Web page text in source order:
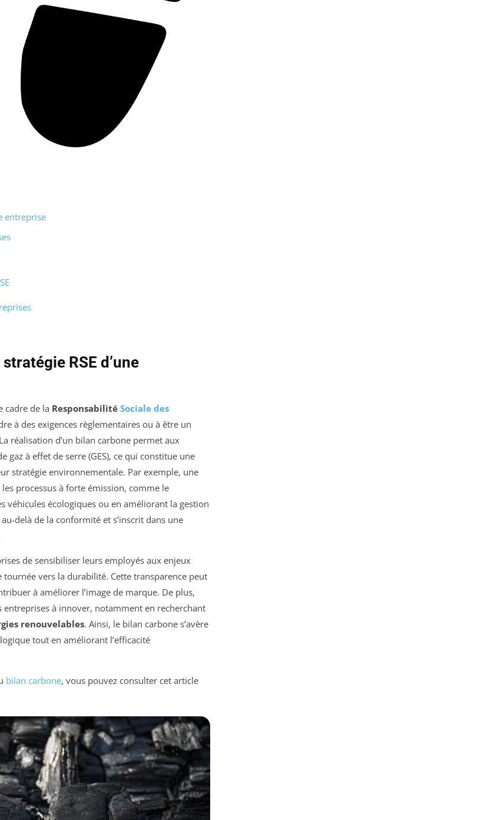
entreprise
RSE d’une
cadre de la Responsabilité Sociale des
à des exigences règlementaires ou à être un
réalisation d’un bilan carbone permet aux
à effet de serre (GES), ce qui constitue une
stratégie environnementale. Par exemple, une
processus à forte émission, comme le
véhicules écologiques ou en améliorant la gestion
delà de la conformité et s’inscrit dans une
de sensibiliser leurs employés aux enjeux
vers la durabilité. Cette transparence peut
à améliorer l’image de marque. De plus,
entreprises à innover, notamment en recherchant
renouvelables. Ainsi, le bilan carbone s’avère
tout en améliorant l’efficacité
bilan carbone, vous pouvez consulter cet article